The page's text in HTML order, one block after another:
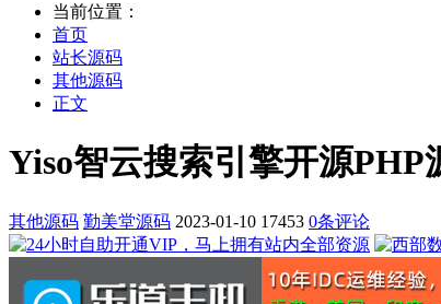
当前位置：
首页
站长源码
其他源码
正文
Yiso智云搜索引擎开源PHP
其他源码 勤美堂源码 2023-01-10 17453 0条评论